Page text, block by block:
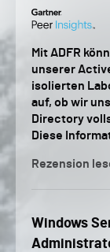
Mit ADFR
unserer
isolierten
auf, ob wir
Directory
Diese
Rezension
Windows